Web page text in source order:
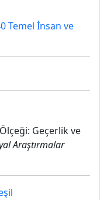
Temel İnsan ve
Ölçeği: Geçerlik ve
Araştırmalar